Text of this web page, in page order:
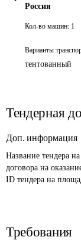
Россия
Кол-во машин: 1
Варианты
тентованный
Тендерная
Доп. информация
Название тендера
договора на
ID тендера на
Требования